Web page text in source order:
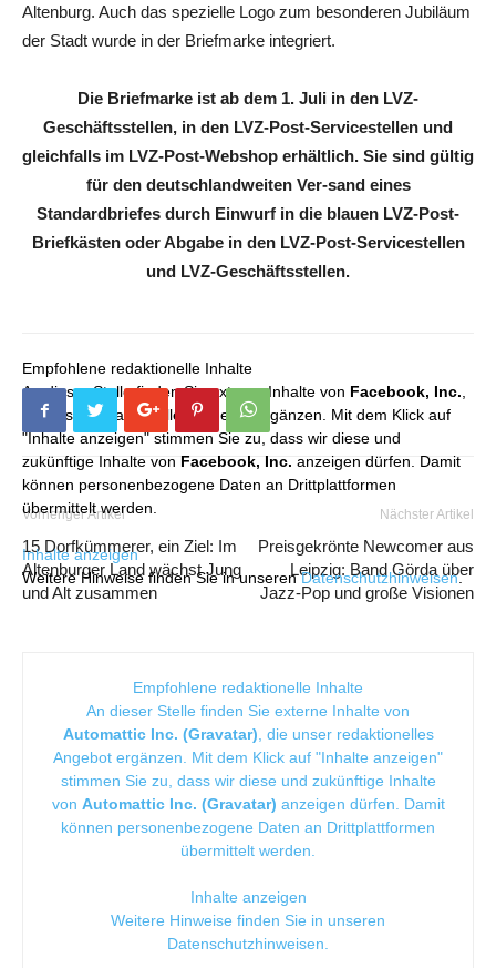
Altenburg. Auch das spezielle Logo zum besonderen Jubiläum
der Stadt wurde in der Briefmarke integriert.
Die Briefmarke ist ab dem 1. Juli in den LVZ-
Geschäftsstellen, in den LVZ-Post-Servicestellen und
gleichfalls im LVZ-Post-Webshop erhältlich. Sie sind gültig
für den deutschlandweiten Ver-sand eines
Standardbriefes durch Einwurf in die blauen LVZ-Post-
Briefkästen oder Abgabe in den LVZ-Post-Servicestellen
und LVZ-Geschäftsstellen.
Empfohlene redaktionelle Inhalte
An dieser Stelle finden Sie externe Inhalte von Facebook, Inc.
die unser redaktionelles Angebot ergänzen. Mit dem Klick auf
"Inhalte anzeigen" stimmen Sie zu, dass wir diese und
zukünftige Inhalte von Facebook, Inc. anzeigen dürfen. Damit
können personenbezogene Daten an Drittplattformen
übermittelt werden.
Inhalte anzeigen
Weitere Hinweise finden Sie in unserenDatenschutzhinweisen.
Vorheriger Artikel
15 Dorfkümmerer, ein Ziel: Im
Altenburger Land wächst Jung
und Alt zusammen
Nächster Artikel
Preisgekrönte Newcomer aus
Leipzig: Band Görda über
Jazz-Pop und große Visionen
Empfohlene redaktionelle Inhalte
An dieser Stelle finden Sie externe Inhalte von
Automattic Inc. (Gravatar) , die unser redaktionelles
Angebot ergänzen. Mit dem Klick auf "Inhalte anzeigen"
stimmen Sie zu, dass wir diese und zukünftige Inhalte
von Automattic Inc. (Gravatar) anzeigen dürfen. Damit
können personenbezogene Daten an Drittplattformen
übermittelt werden.
Inhalte anzeigen
Weitere Hinweise finden Sie in unseren
Datenschutzhinweisen